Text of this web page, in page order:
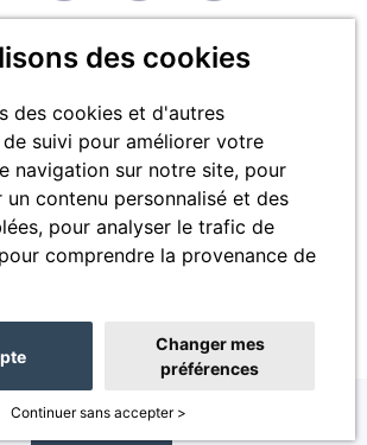
des cookies
des cookies et d'autres
suivi pour améliorer votre
navigation sur notre site, pour
contenu personnalisé et des
pour analyser le trafic de
comprendre la provenance de
Changer mes
préférences
de
page
Mentions légales
Cookies
Contactez-nous